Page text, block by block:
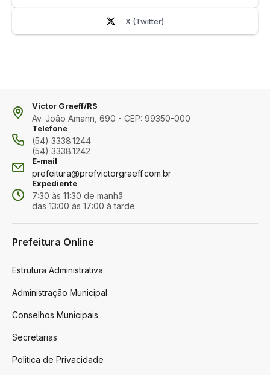
X (Twitter)
Victor Graeff/RS
Av. João Amann, 690 - CEP: 99350-000
Telefone
(54) 3338.1244
(54) 3338.1242
E-mail
prefeitura@prefvictorgraeff.com.br
Expediente
7:30 às 11:30 de manhã
das 13:00 às 17:00 à tarde
Prefeitura Online
Estrutura Administrativa
Administração Municipal
Conselhos Municipais
Secretarias
Politica de Privacidade